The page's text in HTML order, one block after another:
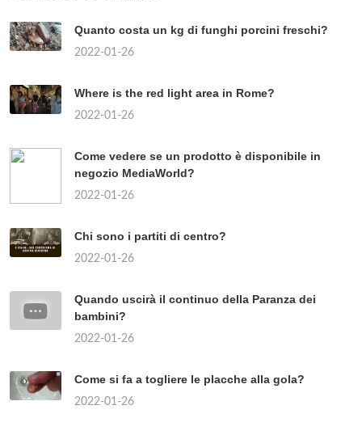
Quanto costa un kg di funghi porcini freschi?
2022-01-26
Where is the red light area in Rome?
2022-01-26
Come vedere se un prodotto è disponibile in
negozio MediaWorld?
2022-01-26
Chi sono i partiti di centro?
2022-01-26
Quando uscirà il continuo della Paranza dei
bambini?
2022-01-26
Come si fa a togliere le placche alla gola?
2022-01-26